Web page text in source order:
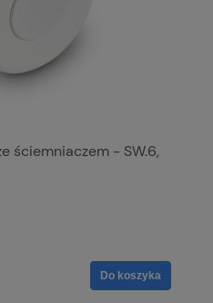
ściemniaczem - SW.6,
Do koszyka